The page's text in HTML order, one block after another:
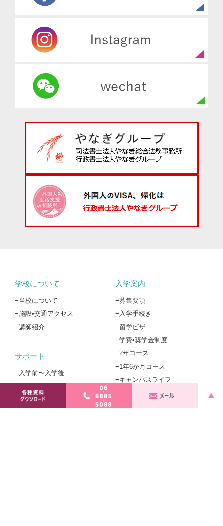
学校について
−当校について
−施設•交通アクセス
−講師紹介
入学案内
−募集要項
−入学手続き
−留学ビザ
−学費•奨学金制度
−2年コース
−1年6か月コース
−キャンパスライフ
サポート
−入学前〜入学後